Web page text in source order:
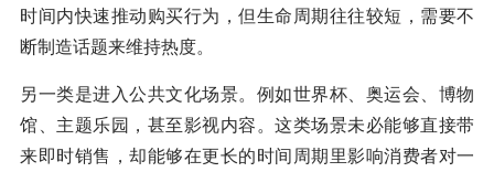
时间内快速推动购买行为，但生命周期往往较短，需要不
断制造话题来维持热度。
另一类是进入公共文化场景。例如世界杯、奥运会、博物
馆、主题乐园，甚至影视内容。这类场景未必能够直接带
来即时销售，却能够在更长的时间周期里影响消费者对一